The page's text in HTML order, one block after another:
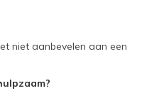
niet aanbevelen aan een